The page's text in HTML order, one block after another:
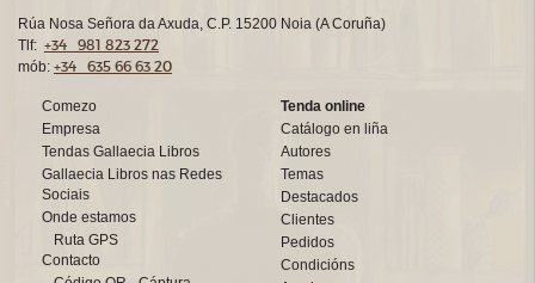
Rúa Nosa Señora da Axuda, C.P. 15200 Noia (A Coruña)
Tlf: +34 981 823 272
mób: +34 635 66 63 20
Comezo
Empresa
Tendas Gallaecia Libros
Gallaecia Libros nas Redes
Sociais
Onde estamos
Ruta GPS
Contacto
Tenda online
Catálogo en liña
Autores
Temas
Destacados
Clientes
Pedidos
Condicións